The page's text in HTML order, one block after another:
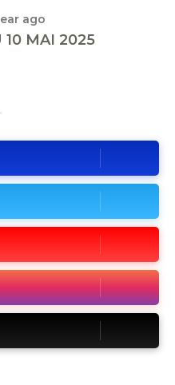
ago
10 MAI 2025